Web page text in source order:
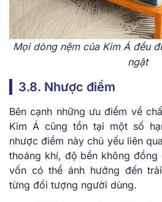
Mọi dòng nệm của Kim Á đều
ngặt
3.8. Nhược điểm
Bên cạnh những ưu điểm về
Kim Á cũng tồn tại một số
nhược điểm này chủ yếu liên
thoáng khí, độ bền không đồng
vốn có thể ảnh hưởng đến
từng đối tượng người dùng.